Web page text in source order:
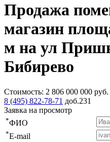
Продажа
магазин
м на ул
Бибирево
Стоимость: 2 806 000 000 руб.
8 (495) 822-78-71 доб.231
Заявка на просмотр
*ФИО
*E-mail